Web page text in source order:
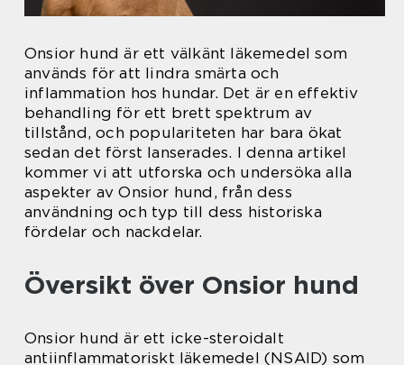
Onsior hund är ett välkänt läkemedel som
används för att lindra smärta och
inflammation hos hundar. Det är en effektiv
behandling för ett brett spektrum av
tillstånd, och populariteten har bara ökat
sedan det först lanserades. I denna artikel
kommer vi att utforska och undersöka alla
aspekter av Onsior hund, från dess
användning och typ till dess historiska
fördelar och nackdelar.
Översikt över Onsior hund
Onsior hund är ett icke-steroidalt
antiinflammatoriskt läkemedel (NSAID) som